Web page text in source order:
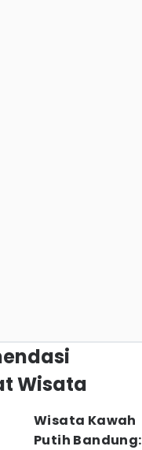
Wisata
Wisata Kawah
Putih Bandung: